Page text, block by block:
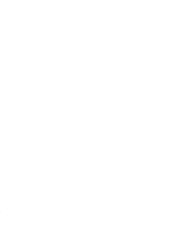
Salons
Handling
ロン様のための